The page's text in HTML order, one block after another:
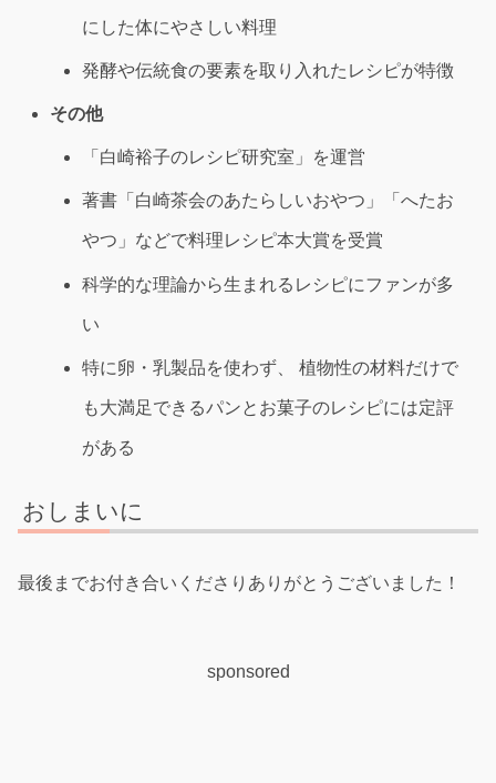
にした体にやさしい料理
発酵や伝統食の要素を取り入れたレシピが特徴
その他
「白崎裕子のレシピ研究室」を運営
著書「白崎茶会のあたらしいおやつ」「へたお
やつ」などで料理レシピ本大賞を受賞
科学的な理論から生まれるレシピにファンが多
い
特に卵・乳製品を使わず、 植物性の材料だけで
も大満足できるパンとお菓子のレシピには定評
がある
おしまいに
最後までお付き合いくださりありがとうございました！
sponsored